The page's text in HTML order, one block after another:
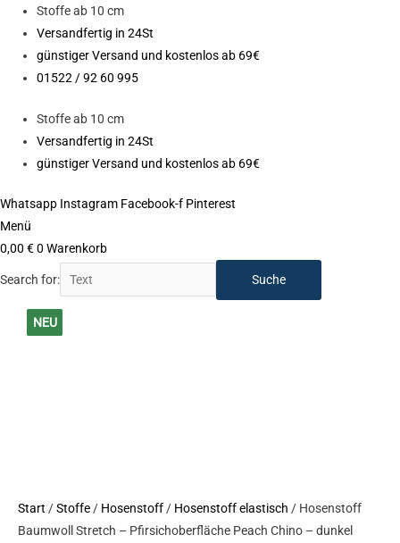
Zum
Inhalt
springen
Stoffe ab 10 cm
Versandfertig in 24St
günstiger Versand und kostenlos ab 69€
01522 / 92 60 995
Stoffe ab 10 cm
Versandfertig in 24St
günstiger Versand und kostenlos ab 69€
Whatsapp Instagram Facebook-f Pinterest
Menü
0,00 €0 Warenkorb
Search for:
Start /Stoffe / Hosenstoff / Hosenstoff elastisch / Hosenstoff
Baumwoll Stretch – Pfirsichoberfläche Peach Chino – dunkel
Hosenstoff
Baumwoll
jeansblau
Menge
NEU
NEU
NEU
NEU
NEU
NEU